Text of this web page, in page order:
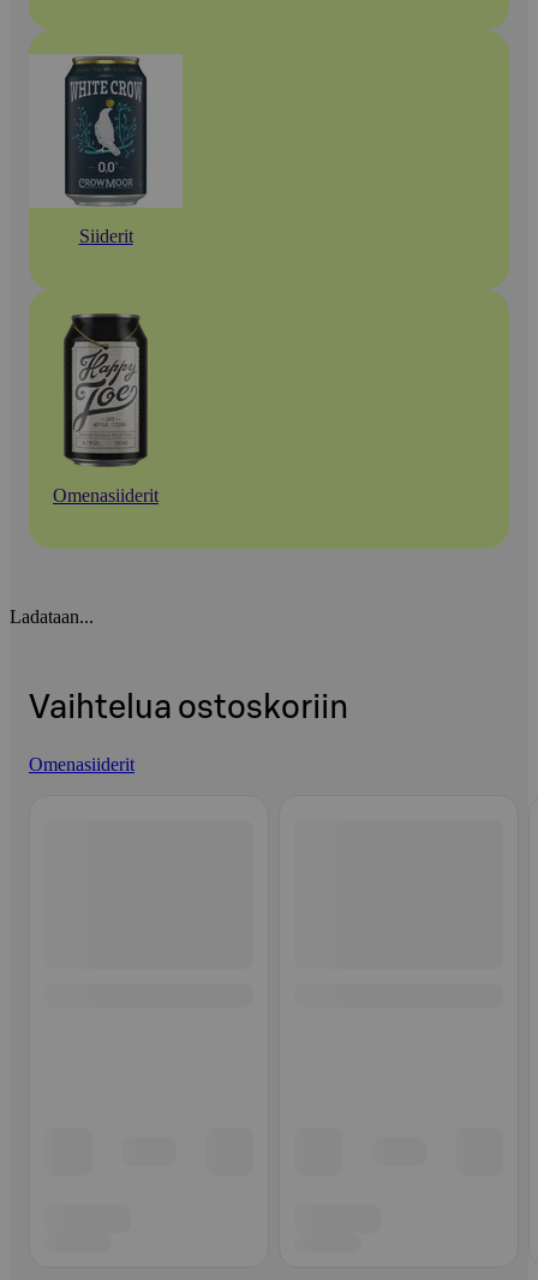
Siiderit
Omenasiiderit
Ladataan...
Vaihtelua ostoskoriin
Omenasiiderit